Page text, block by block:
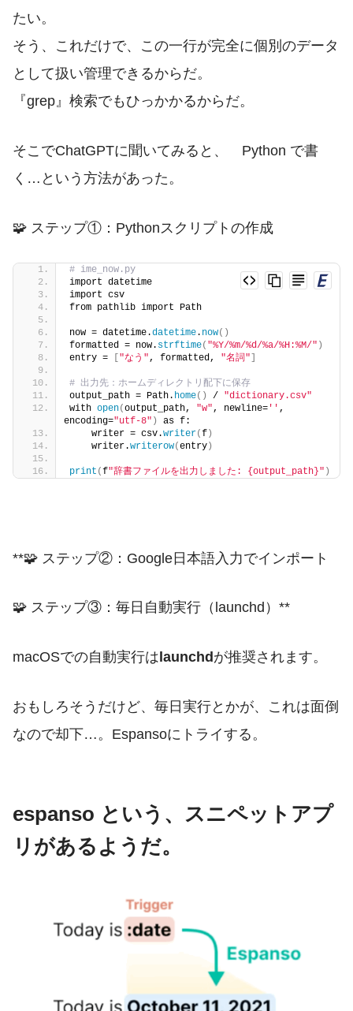
たい。
そう、これだけで、この一行が完全に個別のデータ
として扱い管理できるからだ。
『grep』検索でもひっかかるからだ。
そこでChatGPTに聞いてみると、 Python で書
く…という方法があった。
🧩 ステップ①：Pythonスクリプトの作成
# ime_now.py
import datetime
import csv
from pathlib import Path
now = datetime.datetime. now()
formatted = now. strftime( "%Y/%m/%d/%a/%H:%M/" )
entry =
"なう", formatted, "名詞"
# 出力先：ホームディレクトリ配下に保存
output_path = Path. home() / "dictionary.csv"
with open(output_path, "w", newline= '' ,
encoding="utf-8" )
as f:
    writer = csv.
writer(f )
    writer.
writerow(entry )
print (f"辞書ファイルを出力しました: {output_path}" )
**🧩 ステップ②：Google日本語入力でインポート
🧩 ステップ③：毎日自動実行（launchd）**
macOSでの自動実行はlaunchdが推奨されます。
おもしろそうだけど、毎日実行とかが、これは面倒
なので却下…。Espansoにトライする。
espanso という、スニペットアプ
リがあるようだ。